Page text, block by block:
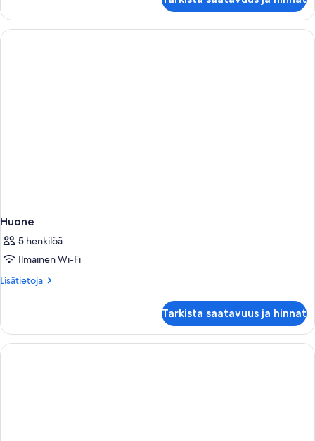
Huone
5 henkilöä
Ilmainen Wi-Fi
Lisätietoja
Lisätietoja
Tarkista saatavuus ja hinnat